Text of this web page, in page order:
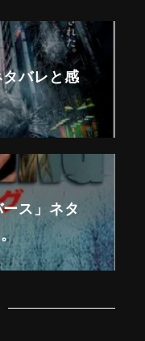
バレと感
ス」ネタ